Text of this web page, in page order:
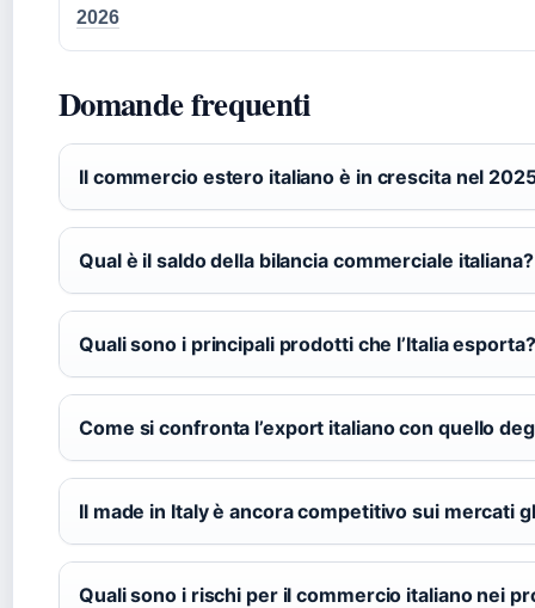
2026
Domande frequenti
Il commercio estero italiano è in crescita nel
Qual è il saldo della bilancia commerciale italiana?
Quali sono i principali prodotti che l’Italia esporta?
Come si confronta l’export italiano con quello
Il made in Italy è ancora competitivo sui mercati
Quali sono i rischi per il commercio italiano nei